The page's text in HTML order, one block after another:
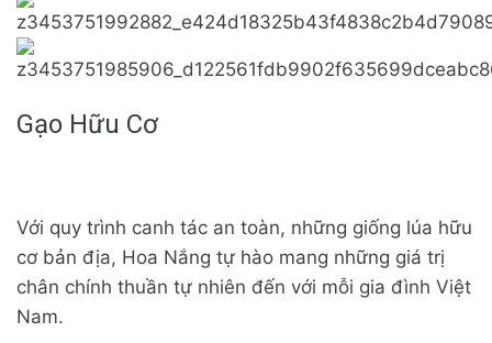
Gạo Hữu Cơ
Với quy trình canh tác an toàn, những giống lúa hữu
cơ bản địa, Hoa Nắng tự hào mang những giá trị
chân chính thuần tự nhiên đến với mỗi gia đình Việt
Nam.